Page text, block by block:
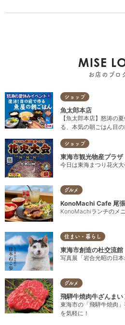
MISE
お店のブロ
ショップ
魚太郎本店
【魚太郎本店】怒涛の
る、本気の朝ごはん目
ショップ
東海市観光物産プラザ
今日は東海まつり花火
グルメ
KonoMachi Cafe 尾
KonoMachiランチのメ
住まい・暮らし
東海市創造の杜交流館
写真展「岩合光昭の日
グルメ
飛騨牛焼肉牛ざんまい
東海市の「飛騨牛焼肉
を気軽に！